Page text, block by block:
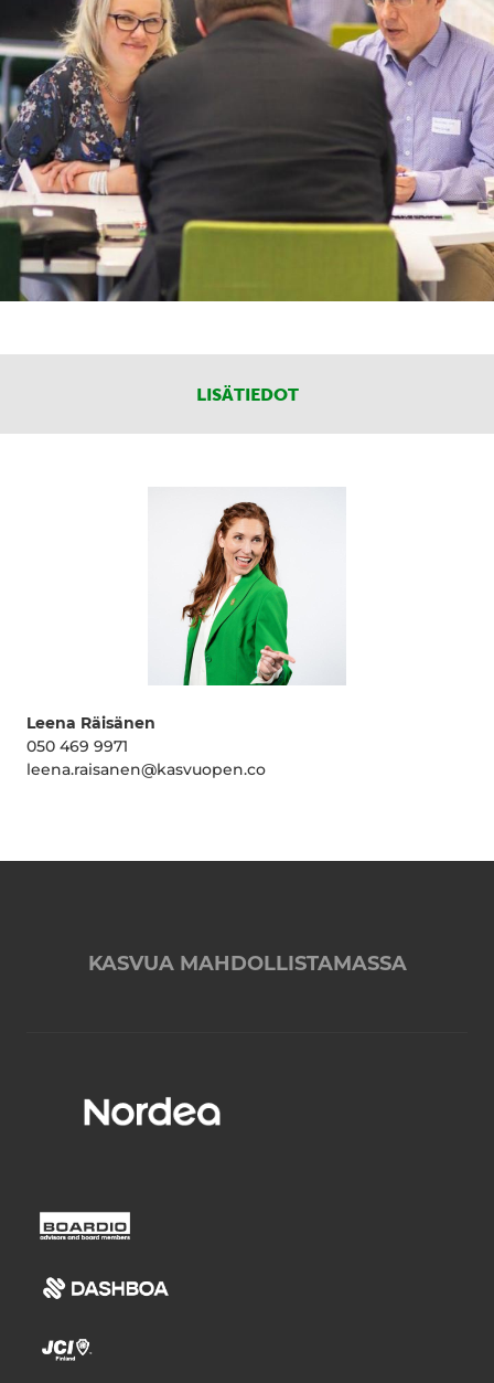
LISÄTIEDOT
Leena Räisänen
050 469 9971
leena.raisanen@kasvuopen.co
KASVUA MAHDOLLISTAMASSA